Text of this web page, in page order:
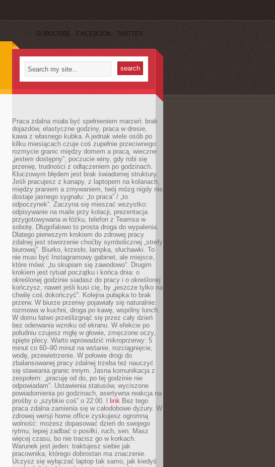
SUBSCRIBE FACEBOOK TWITTER
Praca zdalna miała być spełnieniem marzeń: brak
dojazdów, elastyczne godziny, praca w dresie,
kawa z własnego kubka. A jednak wiele osób po
kilku miesiącach czuje coś zupełnie przeciwnego:
rozmycie granic między domem a pracą, wieczne
„jestem dostępny”, poczucie winy, gdy robi się
przerwę, trudności z odłączeniem po godzinach.
Kluczowym błędem jest brak świadomej struktury.
Jeśli pracujesz z kanapy, z laptopem na kolanach,
między praniem a zmywaniem, twój mózg nigdy nie
dostaje jasnego sygnału: „to praca” / „to
odpoczynek”. Zaczyna się mieszać wszystko:
odpisywanie na maile przy kolacji, prezentacja
przygotowywana w łóżku, telefon z Teamsa w
sobotę. Długofalowo to prosta droga do wypalenia.
Dlatego pierwszym krokiem do zdrowej pracy
zdalnej jest stworzenie choćby symbolicznej „strefy
biurowej”. Biurko, krzesło, lampka, słuchawki. To
nie musi być Instagramowy gabinet, ale miejsce,
które mówi: „tu skupiam się zawodowo”. Drugim
krokiem jest rytuał początku i końca dnia: o
określonej godzinie siadasz do pracy i o określonej
kończysz, nawet jeśli kusi cię, by „jeszcze tylko na
chwilę coś dokończyć”. Kolejna pułapka to brak
przerw. W biurze przerwy pojawiały się naturalnie:
rozmowa w kuchni, droga po kawę, wspólny lunch.
W domu łatwo prześlizgnąć się przez cały dzień
bez oderwania wzroku od ekranu. W efekcie po
południu czujesz mgłę w głowie, zmęczone oczy,
spięte plecy. Warto wprowadzić mikroprzerwy: 5
minut co 60–90 minut na wstanie, rozciągnięcie,
wodę, przewietrzenie. W połowie drogi do
zbalansowanej pracy zdalnej trzeba też nauczyć
się stawiania granic innym. Jasna komunikacja z
zespołem: „pracuję od do, po tej godzinie nie
odpowiadam”. Ustawienia statusów, wyciszone
powiadomienia po godzinach, asertywna reakcja na
prośby o „szybkie coś” o 22:00. l
link Bez tego
praca zdalna zamienia się w całodobowe dyżury. W
zdrowej wersji home office zyskujesz ogromną
wolność: możesz dopasować dzień do swojego
rytmu, lepiej zadbać o posiłki, ruch, sen. Masz
więcej czasu, bo nie tracisz go w korkach.
Warunek jest jeden: traktujesz siebie jak
pracownika, którego dobrostan ma znaczenie.
Uczysz się wyłączać laptop tak samo, jak kiedyś